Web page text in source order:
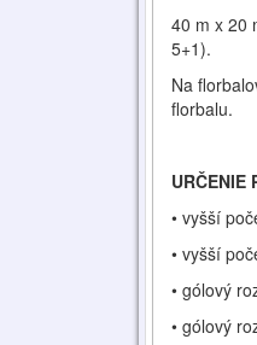
40 m x 20
5+1).
Na
florbalu.
URČENIE
• vyšší
• vyšší
• gólový
• gólový